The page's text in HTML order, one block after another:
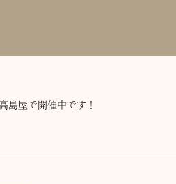
島屋で開催中です！